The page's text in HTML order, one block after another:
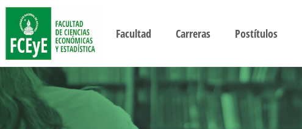
Facultad Carreras Postítulos